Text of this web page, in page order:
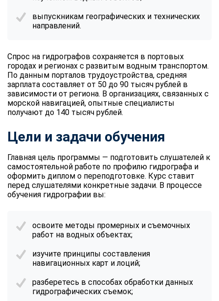
выпускникам географических и технических
направлений.
Спрос на гидрографов сохраняется в портовых
городах и регионах с развитым водным транспортом.
По данным порталов трудоустройства, средняя
зарплата составляет от 50 до 90 тысяч рублей в
зависимости от региона. В организациях, связанных с
морской навигацией, опытные специалисты
получают до 140 тысяч рублей.
Цели и задачи обучения
Главная цель программы — подготовить слушателей к
самостоятельной работе по профилю гидрографа и
оформить диплом о переподготовке. Курс ставит
перед слушателями конкретные задачи. В процессе
обучения гидрографии вы:
освоите методы промерных и съемочных
работ на водных объектах;
изучите принципы составления
навигационных карт и лоций;
разберетесь в способах обработки данных
гидрографических съемок;